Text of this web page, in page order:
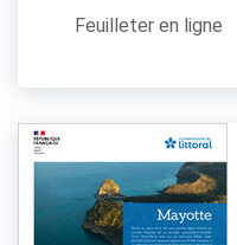
Feuilleter en ligne